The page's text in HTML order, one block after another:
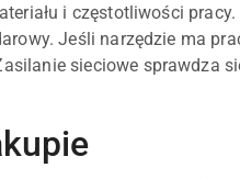
i częstotliwości
Jeśli narzędzie ma
sieciowe sprawdza